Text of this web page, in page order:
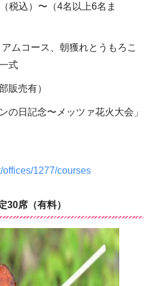
税込）〜（4名以上6名ま
ムコース、朝獲れとうもろこ
式
販売有）
の日記念〜メッツァ花火大会」
1277/courses
30席（有料）